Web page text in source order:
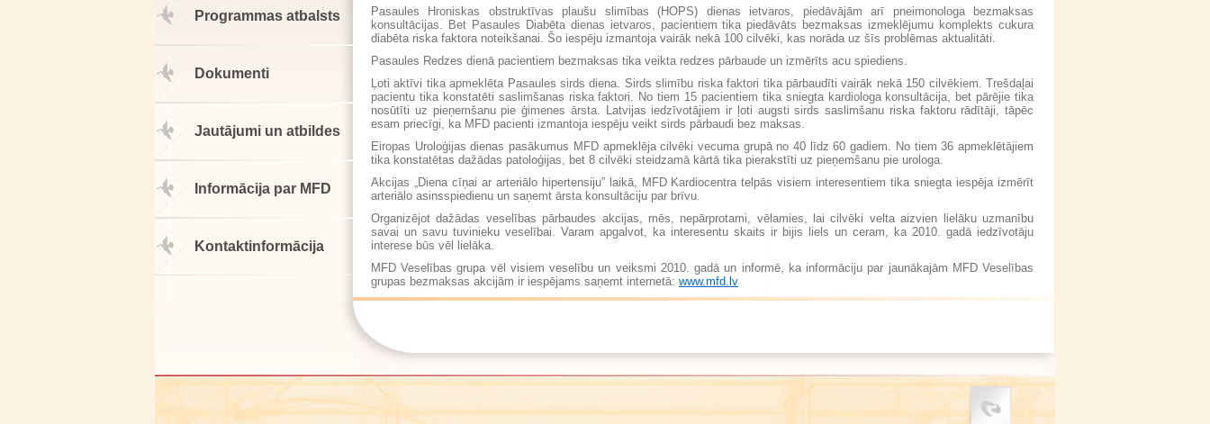
Programmas atbalsts
Dokumenti
Jautājumi un atbildes
Informācija par MFD
Kontaktinformācija
Pasaules Hroniskas obstruktīvas plaušu slimības (HOPS) dienas ietvaros, piedāvājām arī pneimonologa bezmaksas
konsultācijas. Bet Pasaules Diabēta dienas ietvaros, pacientiem tika piedāvāts bezmaksas izmeklējumu komplekts cukura
diabēta riska faktora noteikšanai. Šo iespēju izmantoja vairāk nekā 100 cilvēki, kas norāda uz šīs problēmas aktualitāti.
Pasaules Redzes dienā pacientiem bezmaksas tika veikta redzes pārbaude un izmērīts acu spiediens.
Ļoti aktīvi tika apmeklēta Pasaules sirds diena. Sirds slimību riska faktori tika pārbaudīti vairāk nekā 150 cilvēkiem. Trešdaļai
pacientu tika konstatēti saslimšanas riska faktori. No tiem 15 pacientiem tika sniegta kardiologa konsultācija, bet pārējie tika
nosūtīti uz pieņemšanu pie ģimenes ārsta. Latvijas iedzīvotājiem ir ļoti augsti sirds saslimšanu riska faktoru rādītāji, tāpēc
esam priecīgi, ka MFD pacienti izmantoja iespēju veikt sirds pārbaudi bez maksas.
Eiropas Uroloģijas dienas pasākumus MFD apmeklēja cilvēki vecuma grupā no 40 līdz 60 gadiem. No tiem 36 apmeklētājiem
tika konstatētas dažādas patoloģijas, bet 8 cilvēki steidzamā kārtā tika pierakstīti uz pieņemšanu pie urologa.
Akcijas „Diena cīņai ar arteriālo hipertensiju” laikā, MFD Kardiocentra telpās visiem interesentiem tika sniegta iespēja izmērīt
arteriālo asinsspiedienu un saņemt ārsta konsultāciju par brīvu.
Organizējot dažādas veselības pārbaudes akcijas, mēs, nepārprotami, vēlamies, lai cilvēki velta aizvien lielāku uzmanību
savai un savu tuvinieku veselībai. Varam apgalvot, ka interesentu skaits ir bijis liels un ceram, ka 2010. gadā iedzīvotāju
interese būs vēl lielāka.
MFD Veselības grupa vēl visiem veselību un veiksmi 2010. gadā un informē, ka informāciju par jaunākajām MFD Veselības
grupas bezmaksas akcijām ir iespējams saņemt internetā: www.mfd.lv